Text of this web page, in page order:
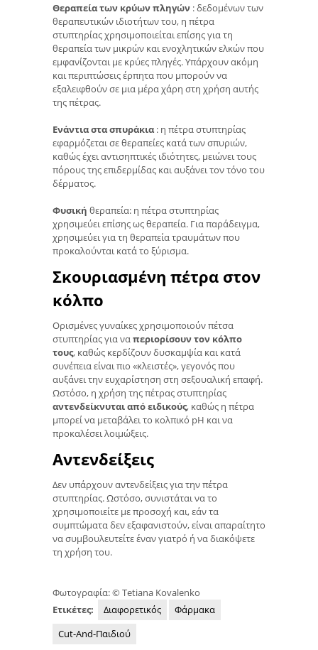
Θεραπεία των κρύων πληγών : δεδομένων των
θεραπευτικών ιδιοτήτων του, η πέτρα
στυπτηρίας χρησιμοποιείται επίσης για τη
θεραπεία των μικρών και ενοχλητικών ελκών που
εμφανίζονται με κρύες πληγές. Υπάρχουν ακόμη
και περιπτώσεις έρπητα που μπορούν να
εξαλειφθούν σε μια μέρα χάρη στη χρήση αυτής
της πέτρας.
Ενάντια στα σπυράκια : η πέτρα στυπτηρίας
εφαρμόζεται σε θεραπείες κατά των σπυριών,
καθώς έχει αντισηπτικές ιδιότητες, μειώνει τους
πόρους της επιδερμίδας και αυξάνει τον τόνο του
δέρματος.
Φυσική θεραπεία: η πέτρα στυπτηρίας
χρησιμεύει επίσης ως θεραπεία. Για παράδειγμα,
χρησιμεύει για τη θεραπεία τραυμάτων που
προκαλούνται κατά το ξύρισμα.
Σκουριασμένη πέτρα στον
κόλπο
Ορισμένες γυναίκες χρησιμοποιούν πέτσα
στυπτηρίας για ναπεριορίσουν τον κόλπο
τους, καθώς κερδίζουν δυσκαμψία και κατά
συνέπεια είναι πιο «κλειστές», γεγονός που
αυξάνει την ευχαρίστηση στη σεξουαλική επαφή.
Ωστόσο, η χρήση της πέτρας στυπτηρίας
αντενδείκνυται από ειδικούς, καθώς η πέτρα
μπορεί να μεταβάλει το κολπικό pH και να
προκαλέσει λοιμώξεις.
Αντενδείξεις
Δεν υπάρχουν αντενδείξεις για την πέτρα
στυπτηρίας. Ωστόσο, συνιστάται να το
χρησιμοποιείτε με προσοχή και, εάν τα
συμπτώματα δεν εξαφανιστούν, είναι απαραίτητο
να συμβουλευτείτε έναν γιατρό ή να διακόψετε
τη χρήση του.
Φωτογραφία: © Tetiana Kovalenko
Ετικέτες:
Διαφορετικός
Φάρμακα
Cut-And-Παιδιού